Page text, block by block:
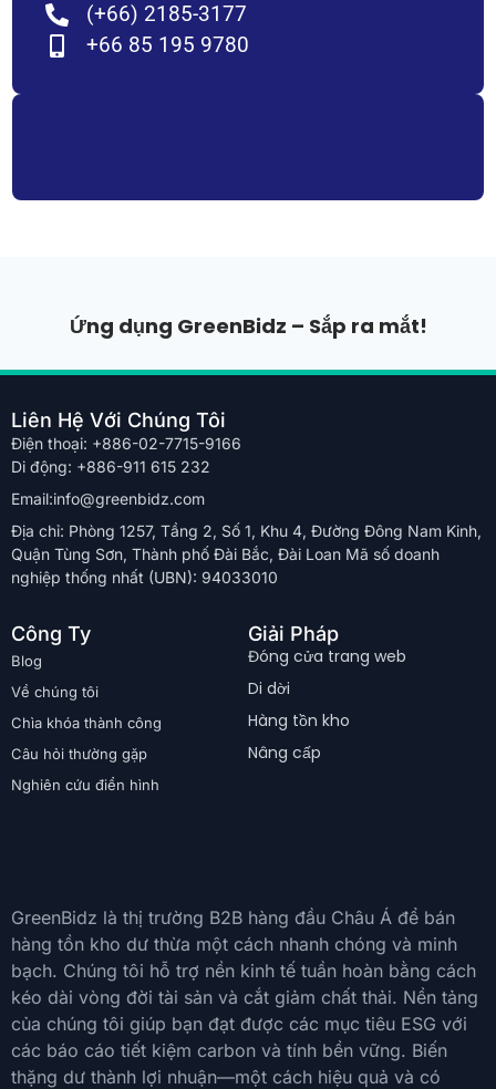
(+66) 2185-3177
+66 85 195 9780
Ứng dụng GreenBidz – Sắp ra mắt!
GreenBidz là thị trường B2B hàng đầu Châu Á để bán
hàng tồn kho dư thừa một cách nhanh chóng và minh
bạch. Chúng tôi hỗ trợ nền kinh tế tuần hoàn bằng cách
kéo dài vòng đời tài sản và cắt giảm chất thải. Nền tảng
của chúng tôi giúp bạn đạt được các mục tiêu ESG với
các báo cáo tiết kiệm carbon và tính bền vững. Biến
thặng dư thành lợi nhuận—một cách hiệu quả và có
Giải Pháp
Đóng cửa trang web
Di dời
Hàng tồn kho
Nâng cấp
Công Ty
Blog
Về chúng tôi
Chìa khóa thành công
Câu hỏi thường gặp
Nghiên cứu điển hình
Liên Hệ Với Chúng Tôi
Điện thoại: +886-02-7715-9166
Di động: +886-911 615 232
Email:info@greenbidz.com
Địa chỉ: Phòng 1257, Tầng 2, Số 1, Khu 4, Đường Đông Nam Kinh,
Quận Tùng Sơn, Thành phố Đài Bắc, Đài Loan Mã số doanh
nghiệp thống nhất (UBN): 94033010